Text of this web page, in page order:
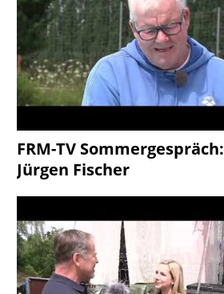
FRM-TV Sommergespräch:
Jürgen Fischer